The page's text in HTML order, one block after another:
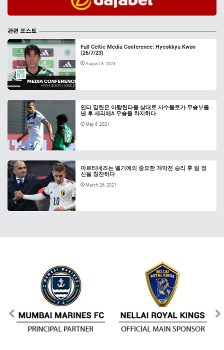
관련 포스트
Full Celtic Media Conference: Hyeokkyu Kwon
(26/7/23)
August 3, 2023
인터 밀란은 아탈란타를 상대로 사수올로가 무승부를
낸 후 세리에A 우승을 차지하다
May 6, 2021
마르티네즈는 벨기에의 중요한 개막전 승리 후 팀 정
신을 칭찬하다
March 26, 2021